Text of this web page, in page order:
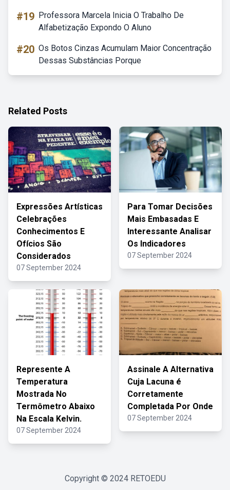
#19 Professora Marcela Inicia O Trabalho De
Alfabetização Expondo O Aluno
#20 Os Botos Cinzas Acumulam Maior Concentração
Dessas Substâncias Porque
Related Posts
Expressões Artísticas
Celebrações
Conhecimentos E
Ofícios São
Considerados
07 September 2024
Para Tomar Decisões
Mais Embasadas E
Interessante Analisar
Os Indicadores
07 September 2024
Represente A
Temperatura
Mostrada No
Termômetro Abaixo
Na Escala Kelvin.
07 September 2024
Assinale A Alternativa
Cuja Lacuna é
Corretamente
Completada Por Onde
07 September 2024
Copyright © 2024 RETOEDU